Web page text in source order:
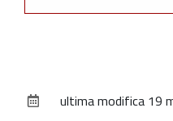
documentoultima modifica 19